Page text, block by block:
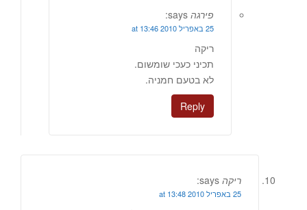
פירגה says:
25 באפריל 2010 at 13:46
ריקה
תכיני כעכי שומשום.
לא בטעם חמניה.
Reply
ריקה says:
25 באפריל 2010 at 13:48